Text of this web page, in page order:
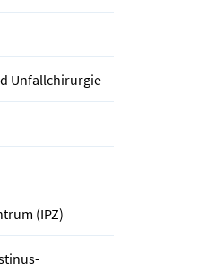
Unfallchirurgie
(IPZ)